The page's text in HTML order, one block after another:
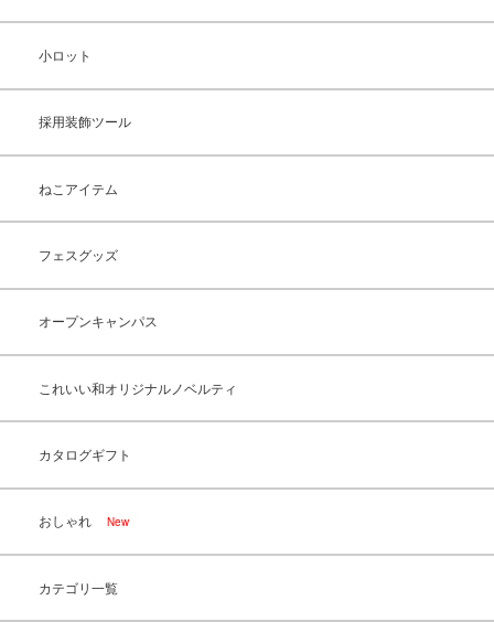
小ロット
採用装飾ツール
ねこアイテム
フェスグッズ
オープンキャンパス
これいい和オリジナルノベルティ
カタログギフト
おしゃれ New
カテゴリ一覧